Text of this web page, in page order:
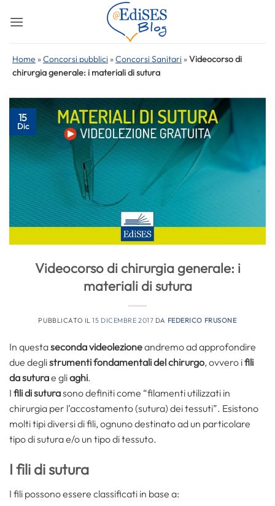
Home »Concorsi pubblici »Concorsi Sanitari »Videocorso di
chirurgia generale: i materiali di sutura
15
Dic
Videocorso di chirurgia generale: i
materiali di sutura
PUBBLICATO IL15 DICEMBRE 2017 DA FEDERICO FRUSONE
In questaseconda videolezioneandremo ad approfondire
due deglistrumenti fondamentali del chirurgo, ovvero ifili
da suturae gliaghi.
I fili di suturasono definiti come “filamenti utilizzati in
chirurgia per l’accostamento (sutura) dei tessuti”. Esistono
molti tipi diversi di fili, ognuno destinato ad un particolare
tipo di sutura e/o un tipo di tessuto.
I fili di sutura
I fili possono essere classificati in base a: